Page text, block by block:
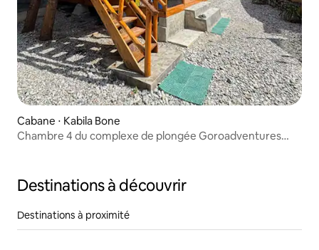
Cabane ⋅ Kabila Bone
Chambre 4 du complexe de plongée Goroadventures
Destinations à découvrir
Destinations à proximité